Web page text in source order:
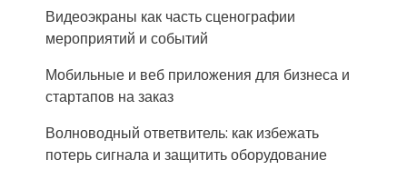
Видеоэкраны как часть сценографии
мероприятий и событий
Мобильные и веб приложения для бизнеса и
стартапов на заказ
Волноводный ответвитель: как избежать
потерь сигнала и защитить оборудование